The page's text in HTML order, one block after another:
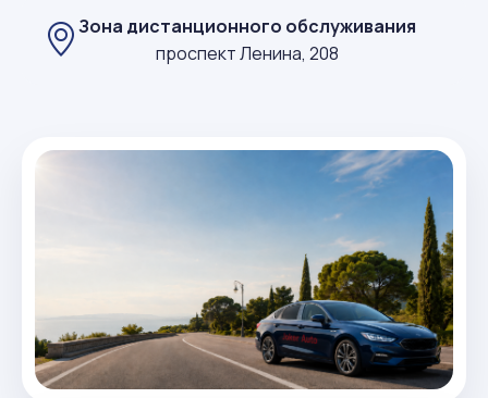
Зона дистанционного обслуживания
проспект Ленина, 208